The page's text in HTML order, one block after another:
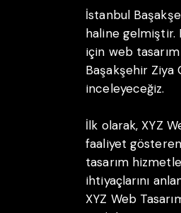
İstanbul
haline gelmiştir.
için web
Başakşehir Ziya
inceleyeceğiz.
İlk olarak, XYZ
faaliyet
tasarım
ihtiyaçlarını
XYZ Web